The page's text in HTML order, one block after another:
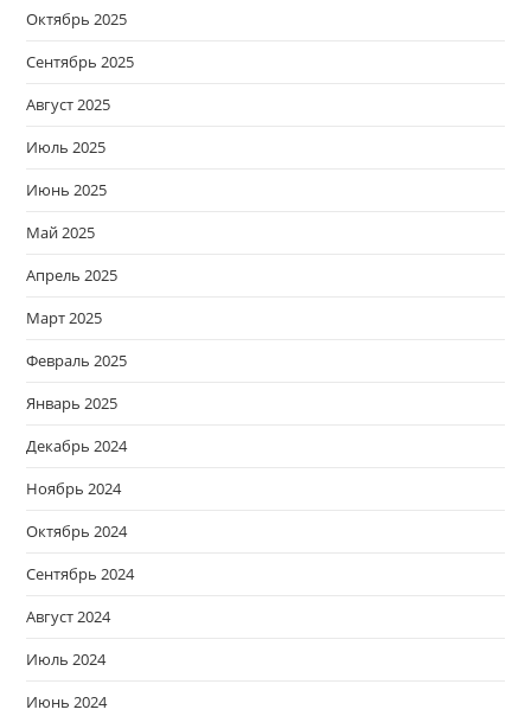
Октябрь 2025
Сентябрь 2025
Август 2025
Июль 2025
Июнь 2025
Май 2025
Апрель 2025
Март 2025
Февраль 2025
Январь 2025
Декабрь 2024
Ноябрь 2024
Октябрь 2024
Сентябрь 2024
Август 2024
Июль 2024
Июнь 2024